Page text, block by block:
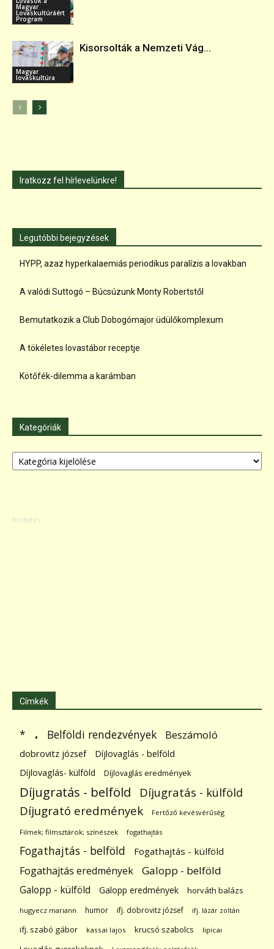
Magyar
Lovaskultúráért
Program
Magyar
lovaskultúra
Kisorsolták a Nemzeti Vág...
Iratkozz fel hírlevelünkre!
Legutóbbi bejegyzések
HYPP, azaz hyperkalaemiás periodikus paralízis a lovakban
A valódi Suttogó – Búcsúzunk Monty Robertstől
Bemutatkozik a Club Dobogómajor üdülőkomplexum
A tökéletes lovastábor receptje
Kötőfék-dilemma a karámban
Kategóriák
Kategóriák
Címkék
* . Belföldi rendezvények Beszámoló
dobrovitz józsef
Díjlovaglás - belföld
Díjlovaglás- külföld
Díjlovaglás eredmények
Díjugratás - belföld Díjugratás - külföld
Díjugrató eredmények Fertőző kevésvérűség
Filmek; filmsztárok; színészek fogathajtás
Fogathajtás - belföld Fogathajtás - külföld
Fogathajtás eredmények Galopp - belföld
Galopp - külföld Galopp eredmények horváth balázs
hugyecz mariann humor ifj. dobrovitz józsef ifj. lázár zoltán
ifj. szabó gábor kassai lajos krucsó szabolcs lipicai